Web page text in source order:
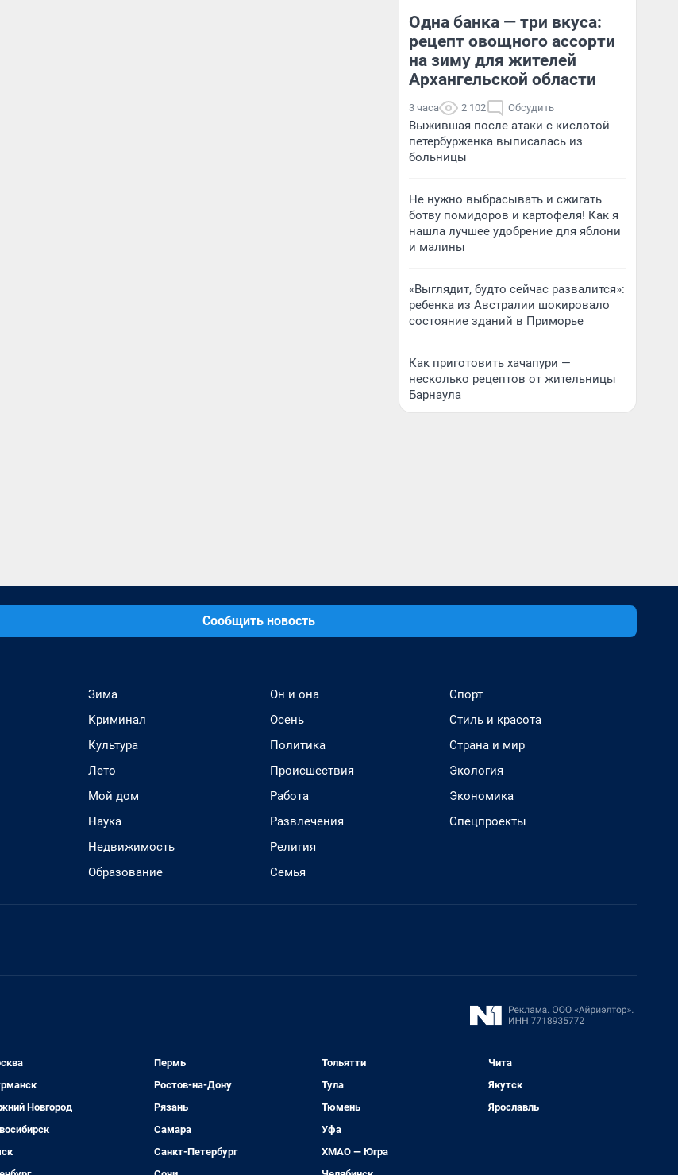
Надежда Губарь
Одна банка — три вкуса:
рецепт овощного ассорти
на зиму для жителей
Архангельской области
3 часа 2 102 Обсудить
Выжившая после атаки с кислотой
петербурженка выписалась из
больницы
Не нужно выбрасывать и сжигать
ботву помидоров и картофеля! Как я
нашла лучшее удобрение для яблони
и малины
«Выглядит, будто сейчас развалится»:
ребенка из Австралии шокировало
состояние зданий в Приморье
Как приготовить хачапури —
несколько рецептов от жительницы
Барнаула
Сообщить новость
Зима
Криминал
Культура
Лето
Мой дом
Наука
Недвижимость
Образование
Он и она
Осень
Политика
Происшествия
Работа
Развлечения
Религия
Семья
Спорт
Стиль и красота
Страна и мир
Экология
Экономика
Спецпроекты
Новгород
Пермь
Ростов-на-Дону
Рязань
Самара
Санкт-Петербург
Тольятти
Тула
Тюмень
Уфа
ХМАО — Югра
Чита
Якутск
Ярославль